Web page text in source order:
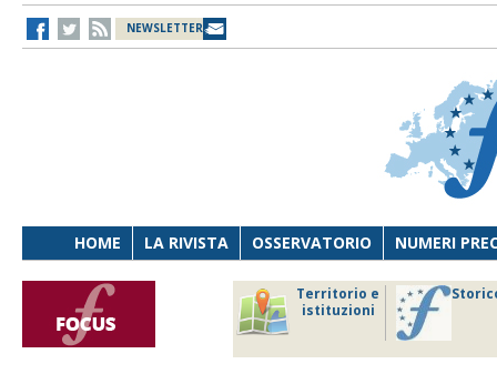
NEWSLETTER
HOME LA RIVISTA OSSERVATORIO NUMERI
Territorio e
istituzioni